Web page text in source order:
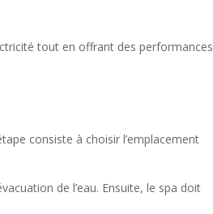
tout en offrant des performances
consiste à choisir l’emplacement
de l’eau. Ensuite, le spa doit